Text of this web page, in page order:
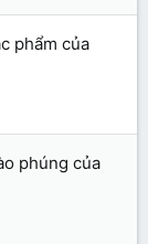
phẩm của
phúng của